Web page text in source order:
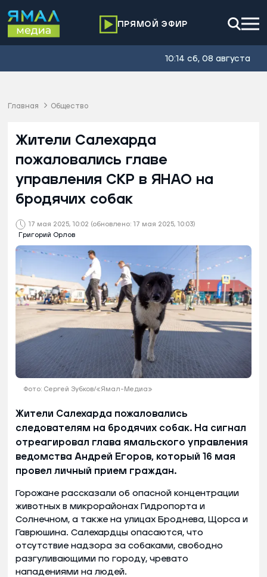
ПРЯМОЙ ЭФИР
10:14 сб, 08 августа
Главная Общество
17 мая 2025, 10:02 (обновлено: 17 мая 2025, 10:03)
Григорий Орлов
Жители Салехарда
пожаловались главе
управления СКР в ЯНАО на
бродячих собак
Фото: Сергей Зубков/«Ямал-Медиа»
Жители Салехарда пожаловались
следователям на бродячих собак. На сигнал
отреагировал глава ямальского управления
ведомства Андрей Егоров, который 16 мая
провел личный прием граждан.
Горожане рассказали об опасной концентрации
животных в микрорайонах Гидропорта и
Солнечном, а также на улицах Броднева, Щорса и
Гаврюшина. Салехардцы опасаются, что
отсутствие надзора за собаками, свободно
разгуливающими по городу, чревато
нападениями на людей.